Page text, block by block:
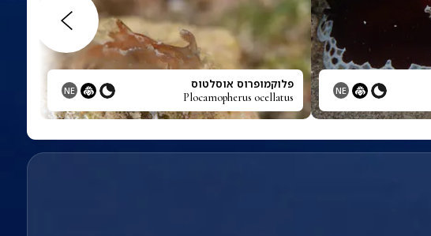
NE פלוקמופרוס אוסלטוס
Plocamopherus ocellatus
NE